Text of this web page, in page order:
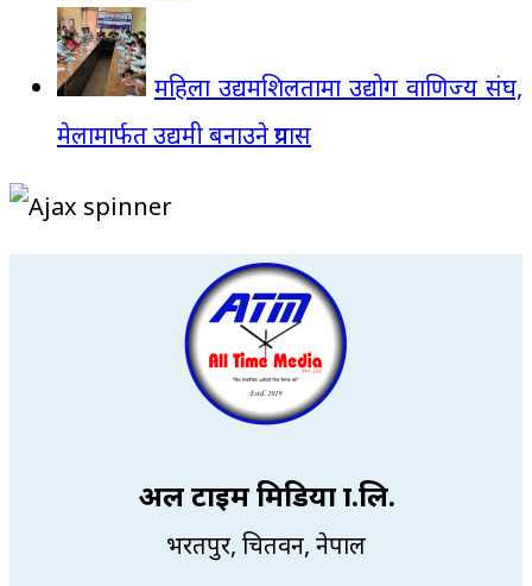
महिला उद्यमशिलतामा उद्योग वाणिज्य संघ,
मेलामार्फत उद्यमी बनाउने प्रयास
अल टाइम मिडिया प्रा.लि.
भरतपुर, चितवन, नेपाल